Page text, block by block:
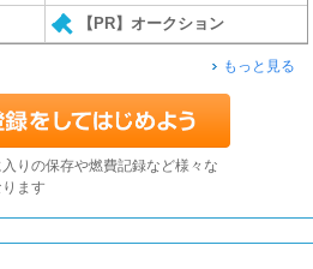
【PR】オークション
もっと見る
りの保存や燃費記録など様々な
ます